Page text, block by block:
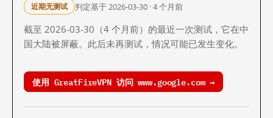
近期无测试 判定基于 2026-03-30 · 4 个月前
截至 2026-03-30（4 个月前）的最近一次测试，它在中
国大陆被屏蔽。此后未再测试，情况可能已发生变化。
使用 GreatFireVPN 访问 www.google.com →